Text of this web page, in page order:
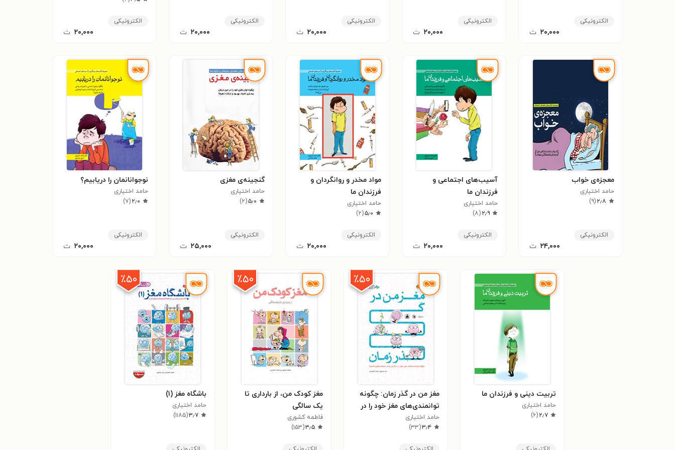
الکترونیکی
۲۰,۰۰۰ ت
الکترونیکی
۲۰,۰۰۰ ت
الکترونیکی
۲۰,۰۰۰ ت
الکترونیکی
۲۰,۰۰۰ ت
الکترونیکی
۲۰,۰۰۰ ت
معجزه‌ی خواب
حامد اختیاری
۲٫۸(۹)
الکترونیکی
۲۴,۰۰۰ ت
آسیب‌های اجتماعی و
فرزندان ما
حامد اختیاری
۲٫۹(۸)
الکترونیکی
۲۰,۰۰۰ ت
مواد مخدر و روانگردان و
فرزندان ما
حامد اختیاری
۵٫۰(۲)
الکترونیکی
۲۰,۰۰۰ ت
گنجینه‌ی مغزی
حامد اختیاری
۵٫۰(۲)
الکترونیکی
۲۵,۰۰۰ ت
نوجوانانمان را دریابیم؟
حامد اختیاری
۲٫۰(۷)
الکترونیکی
۲۰,۰۰۰ ت
تربیت دینی و فرزندان ما
حامد اختیاری
۲٫۷(۶)
٪۵۰
مغز من در گذر زمان: چگونه
توانمندی‌های مغز خود را در
گذر زمان، حفظ و تقویت
کنیم؟
حامد اختیاری
۳٫۴(۳۳)
٪۵۰
مغز کودک من، از بارداری تا
یک سالگی
فاطمه کشوری
۳٫۵(۱۵۳)
٪۵۰
باشگاه مغز (۱)
حامد اختیاری
۳٫۷(۱۱۸۵)